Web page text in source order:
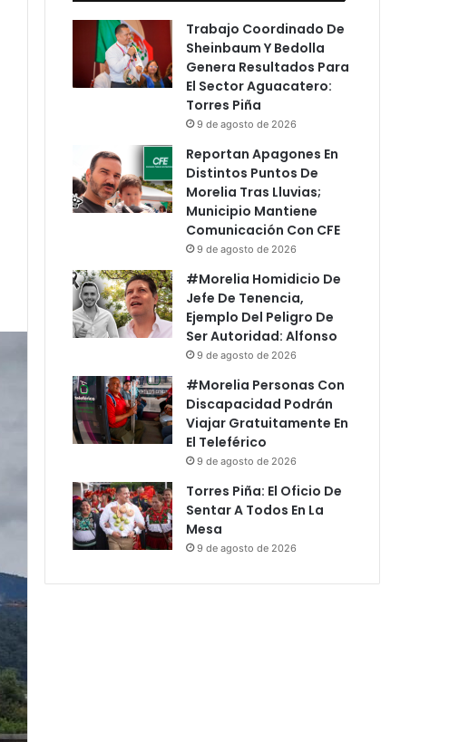
Trabajo Coordinado De
Sheinbaum Y Bedolla
Genera Resultados Para
El Sector Aguacatero:
Torres Piña
9 de agosto de 2026
Reportan Apagones En
Distintos Puntos De
Morelia Tras Lluvias;
Municipio Mantiene
Comunicación Con CFE
9 de agosto de 2026
#Morelia Homidicio De
Jefe De Tenencia,
Ejemplo Del Peligro De
Ser Autoridad: Alfonso
9 de agosto de 2026
#Morelia Personas Con
Discapacidad Podrán
Viajar Gratuitamente En
El Teleférico
9 de agosto de 2026
Torres Piña: El Oficio De
Sentar A Todos En La
Mesa
9 de agosto de 2026